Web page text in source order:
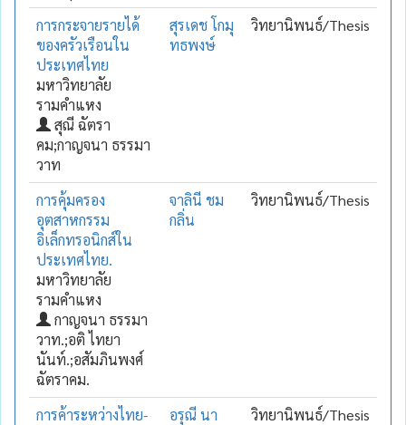
การกระจายรายได้
ของครัวเรือนใน
ประเทศไทย
มหาวิทยาลัย
รามคำแหง
สุณี ฉัตรา
คม;กาญจนา ธรรมา
วาท
สุรเดช โกมุ
ทธพงษ์
วิทยานิพนธ์/Thesis
การคุ้มครอง
อุตสาหกรรม
อิเล็กทรอนิกส์ใน
ประเทศไทย.
มหาวิทยาลัย
รามคำแหง
กาญจนา ธรรมา
วาท.;อติ ไทยา
นันท์.;อสัมภินพงศ์
ฉัตราคม.
จาลินี ชม
กลิ่น
วิทยานิพนธ์/Thesis
การค้าระหว่างไทย-
อรุณี นา
วิทยานิพนธ์/Thesis